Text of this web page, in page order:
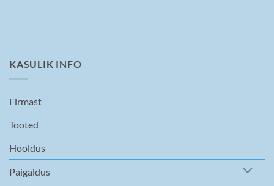
KASULIK INFO
Firmast
Tooted
Hooldus
Paigaldus